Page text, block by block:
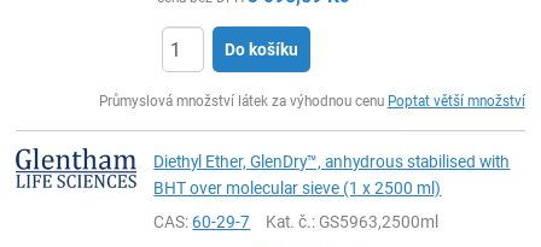
Do košíku
Průmyslová množství látek za výhodnou cenu Poptat větší množství
Diethyl Ether, GlenDry™, anhydrous stabilised with
BHT over molecular sieve (1 x 2500 ml)
CAS:60-29-7 Kat. č.: GS5963,2500ml